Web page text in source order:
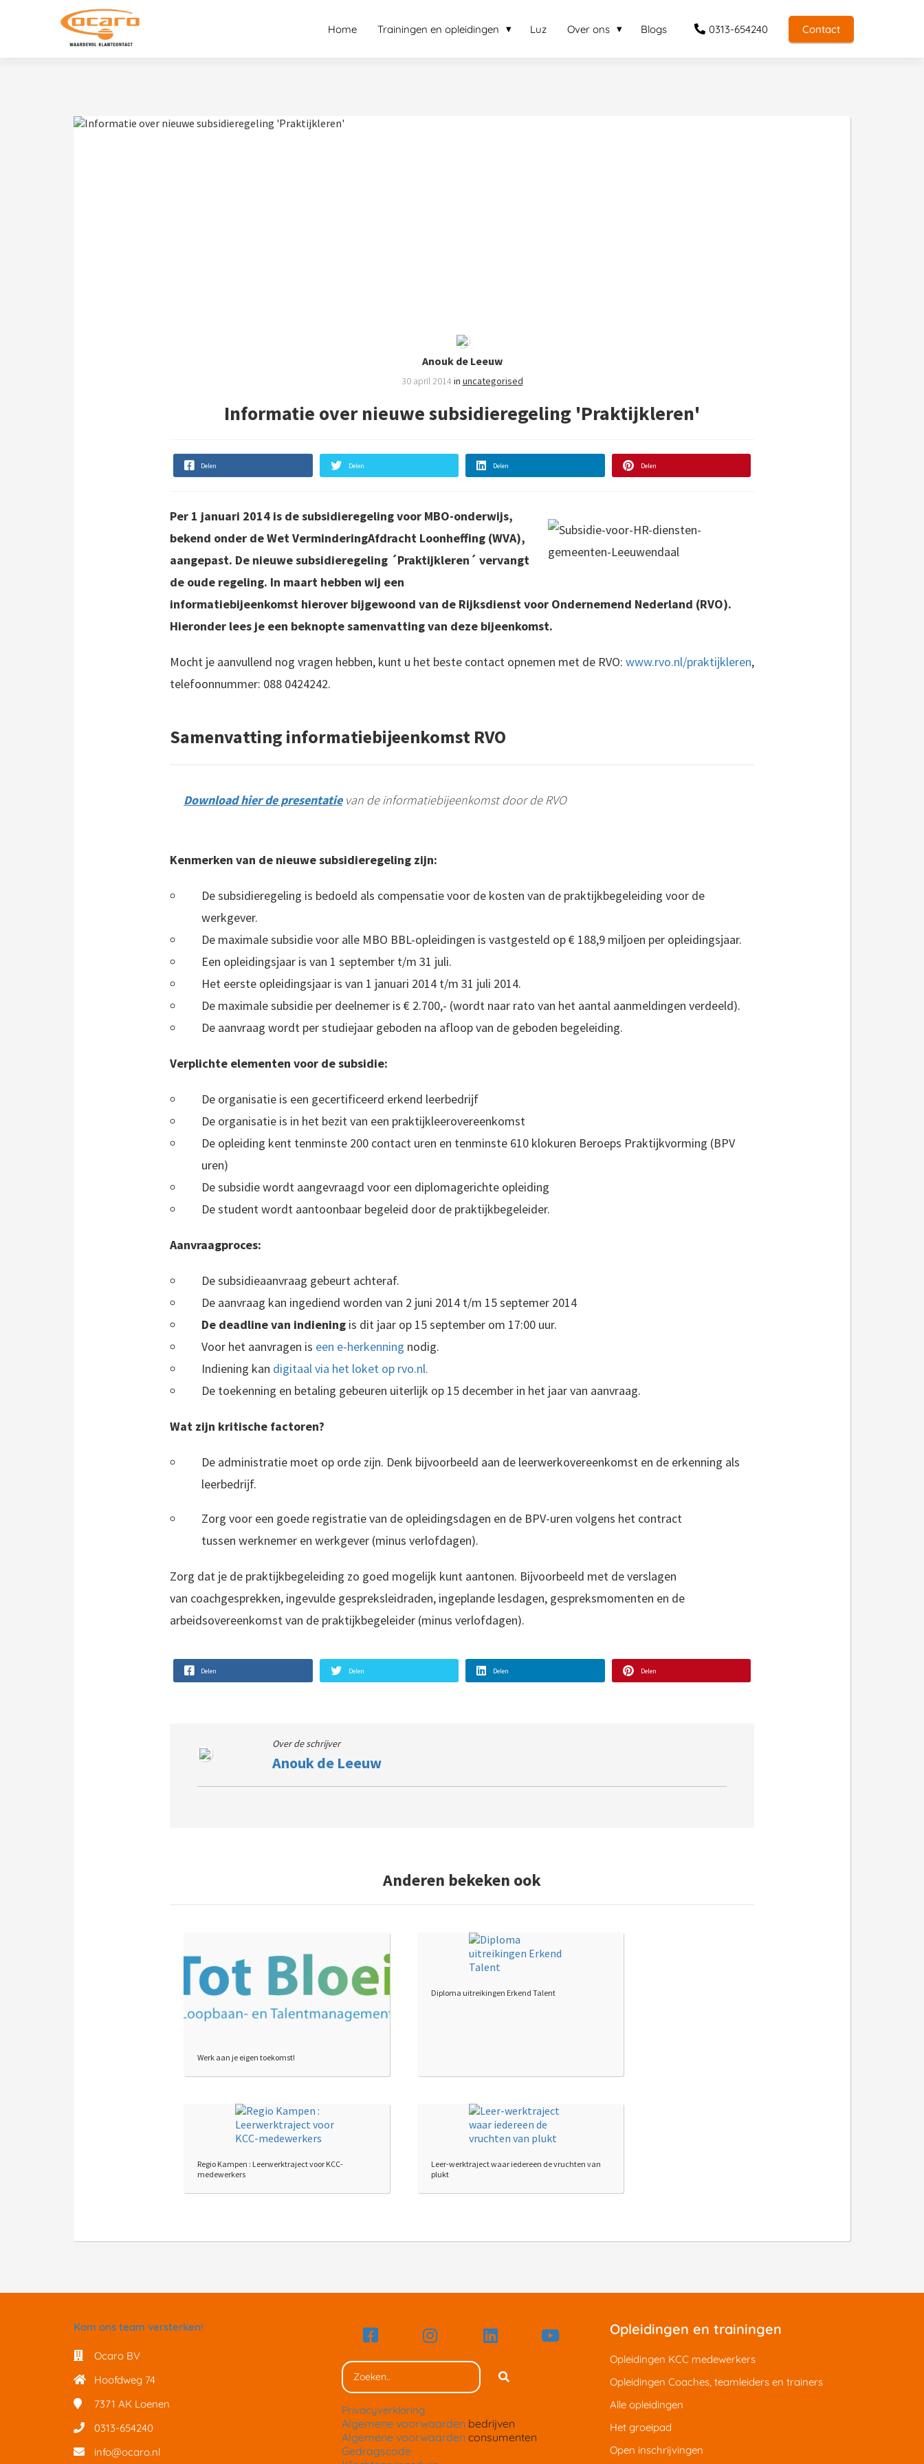
Home Trainingen en opleidingen Luz Over ons Blogs 0313-654240 Contact
Anouk de Leeuw
30 april 2014 in uncategorised
Informatie over nieuwe subsidieregeling 'Praktijkleren'
Delen Delen Delen Delen
Per 1 januari 2014 is de subsidieregeling voor MBO-onderwijs,
bekend onder de Wet VerminderingAfdracht Loonheffing (WVA),
aangepast. De nieuwe subsidieregeling ´Praktijkleren´ vervangt
de oude regeling. In maart hebben wij een
informatiebijeenkomst hierover bijgewoond van de Rijksdienst voor Ondernemend Nederland (RVO).
Hieronder lees je een beknopte samenvatting van deze bijeenkomst.
Mocht je aanvullend nog vragen hebben, kunt u het beste contact opnemen met de RVO: www.rvo.nl/praktijkleren,
telefoonnummer: 088 0424242.
Samenvatting informatiebijeenkomst RVO
Download hier de presentatievan de informatiebijeenkomst door de RVO
Kenmerken van de nieuwe subsidieregeling zijn:
De subsidieregeling is bedoeld als compensatie voor de kosten van de praktijkbegeleiding voor de
werkgever.
De maximale subsidie voor alle MBO BBL-opleidingen is vastgesteld op € 188,9 miljoen per opleidingsjaar.
Een opleidingsjaar is van 1 september t/m 31 juli.
Het eerste opleidingsjaar is van 1 januari 2014 t/m 31 juli 2014.
De maximale subsidie per deelnemer is € 2.700,- (wordt naar rato van het aantal aanmeldingen verdeeld).
De aanvraag wordt per studiejaar geboden na afloop van de geboden begeleiding.
Verplichte elementen voor de subsidie:
De organisatie is een gecertificeerd erkend leerbedrijf
De organisatie is in het bezit van een praktijkleerovereenkomst
De opleiding kent tenminste 200 contact uren en tenminste 610 klokuren Beroeps Praktijkvorming (BPV
uren)
De subsidie wordt aangevraagd voor een diplomagerichte opleiding
De student wordt aantoonbaar begeleid door de praktijkbegeleider.
Aanvraagproces:
De subsidieaanvraag gebeurt achteraf.
De aanvraag kan ingediend worden van 2 juni 2014 t/m 15 septemer 2014
De deadline van indiening is dit jaar op 15 september om 17:00 uur.
Voor het aanvragen is een e-herkenning nodig.
Indiening kan digitaal via het loket op rvo.nl.
De toekenning en betaling gebeuren uiterlijk op 15 december in het jaar van aanvraag.
Wat zijn kritische factoren?
De administratie moet op orde zijn. Denk bijvoorbeeld aan de leerwerkovereenkomst en de erkenning als
leerbedrijf.
Zorg voor een goede registratie van de opleidingsdagen en de BPV-uren volgens het contract
tussen werknemer en werkgever (minus verlofdagen).
Zorg dat je de praktijkbegeleiding zo goed mogelijk kunt aantonen. Bijvoorbeeld met de verslagen
van coachgesprekken, ingevulde gespreksleidraden, ingeplande lesdagen, gespreksmomenten en de
arbeidsovereenkomst van de praktijkbegeleider (minus verlofdagen).
Delen Delen Delen Delen
Over de schrijver
Anouk de Leeuw
Anderen bekeken ook
Werk aan je eigen toekomst!
Diploma uitreikingen Erkend Talent
Regio Kampen : Leerwerktraject voor KCC-
medewerkers
Leer-werktraject waar iedereen de vruchten van
plukt
Kom ons team versterken!
Ocaro BV
Hoofdweg 74
7371 AK Loenen
0313-654240
info@ocaro.nl
Privacyverklaring
Algemene voorwaarden bedrijven
Algemene voorwaarden consumenten
Gedragscode
Opleidingen en trainingen
Opleidingen KCC medewerkers
Opleidingen Coaches, teamleiders en trainers
Alle opleidingen
Het groeipad
Open inschrijvingen